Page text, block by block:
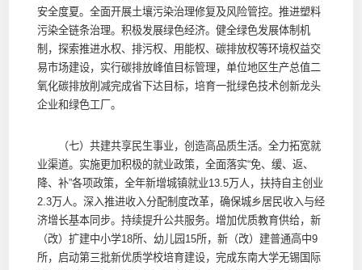
安全度夏。全面开展土壤污染治理修复及风险管控。推进塑料
污染全链条治理。积极发展绿色经济。健全绿色发展体制机
制，探索推进水权、排污权、用能权、碳排放权等环境权益交
易市场建设，实行碳排放峰值目标管理，单位地区生产总值二
氧化碳排放削减完成省下达目标，培育一批绿色技术创新龙头
企业和绿色工厂。
（七）共建共享民生事业，创造高品质生活。全力拓宽就
业渠道。实施更加积极的就业政策，全面落实“免、缓、返、
降、补”各项政策，全年新增城镇就业13.5万人，扶持自主创业
2.3万人。深入推进收入分配制度改革，确保城乡居民收入与经
济增长基本同步。持续提升公共服务。增加优质教育供给，新
（改）扩建中小学18所、幼儿园15所，新（改）建普通高中9
所，启动第三批新优质学校培育建设，完成东南大学无锡国际